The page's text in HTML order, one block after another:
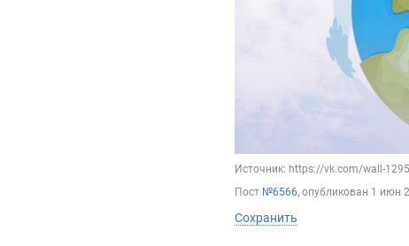
Источник: https://vk.com/wall-
Пост №6566, опубликован 1 июн
Сохранить